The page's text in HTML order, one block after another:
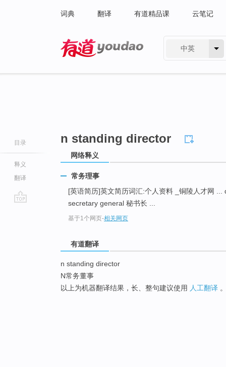
词典 翻译 有道精品课 云笔记
中英
目录
释义
翻译
n standing director
网络释义
常务理事
[英语简历]英文简历词汇:个人资料 _铜陵人才网
secretary general 秘书长 ...
基于1个网页-相关网页
有道翻译
n standing director
N常务董事
以上为机器翻译结果，长、整句建议使用 人工翻译